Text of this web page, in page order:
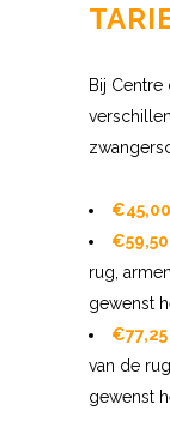
Bij
rug,
gewenst
van de
gewenst